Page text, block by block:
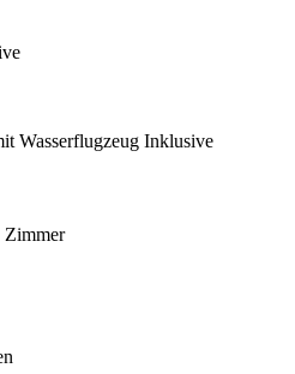
Wasserflugzeug Inklusive
Zimmer